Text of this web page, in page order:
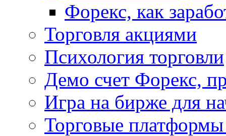
Форекс, как
Торговля акциями
Психология торговли
Демо счет Форекс,
Игра на бирже для
Торговые